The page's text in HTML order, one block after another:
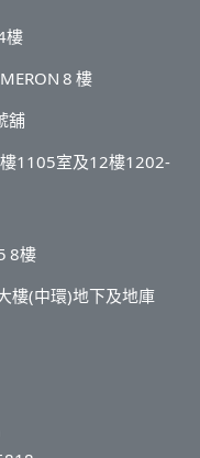
樓
8 樓
舖
1105室及12樓1202-
8樓
樓(中環)地下及地庫